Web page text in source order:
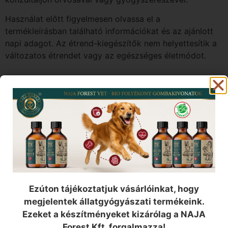
Használat előtt figyelmesen olvassa el a
termékleírásban található információkat és az ajánlott
napi adagot. Az étrend-kiegészítők nem helyettesítik a
változatos étrendet vagy az egészséges életmódot.
A weboldalon található információk kizárólag
tájékoztató és oktatási célokat szolgálnak, és nem
minősülnek konkrét termékekre vonatkozó ajánlásnak
vagy leírásnak. A pontos és részletes információkért,
kérjük látogasson el a következő oldalra:
Ezúton tájékoztatjuk vásárlóinkat, hogy
megjelentek állatgyógyászati termékeink.
Ezeket a készítményeket kizárólag a NAJA